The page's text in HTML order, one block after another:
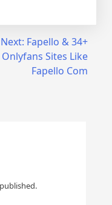
Next: Fapello & 34+
Onlyfans Sites Like
Fapello Com